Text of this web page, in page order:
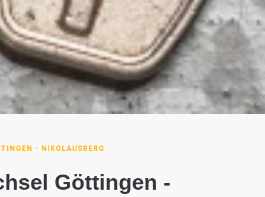
- NIKOLAUSBERG
Göttingen -